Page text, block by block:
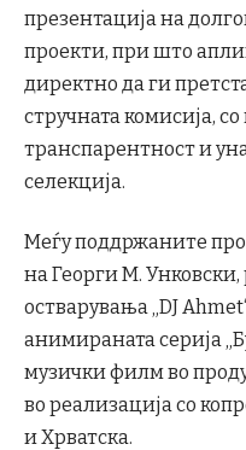
презентација на
проекти, при што
директно да ги
стручната комисија,
транспарентност и
селекција.
Меѓу поддржаните
на Георги М.
остварувања „DJ
анимираната серија
музички филм во
во реализација со
и Хрватска.